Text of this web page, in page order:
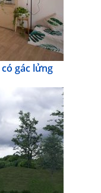
gác lửng